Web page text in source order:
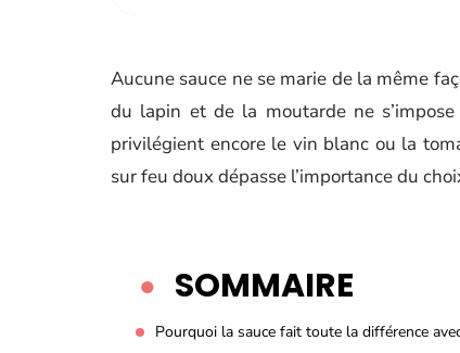
Aucune sauce ne se marie de la même
du lapin et de la moutarde ne
privilégient encore le vin blanc ou la
sur feu doux dépasse l’importance du
SOMMAIRE
Pourquoi la sauce fait toute la différence